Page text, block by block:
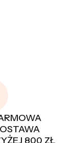
800 ZŁ